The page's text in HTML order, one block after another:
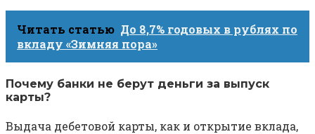
Читать статью До 8,7% годовых в рублях по
вкладу «Зимняя пора»
Почему банки не берут деньги за выпуск
карты?
Выдача дебетовой карты, как и открытие вклада,